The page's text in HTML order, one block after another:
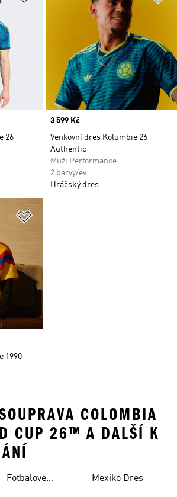
reprezentace.
26
Price
3 599 Kč
Venkovní dres Kolumbie 26
Authentic
Muži Performance
2 barvy/ev
Hráčský dres
1990
COLOMBIA
CUP 26™ A DALŠÍ K
Fotbalové
Mexiko Dres